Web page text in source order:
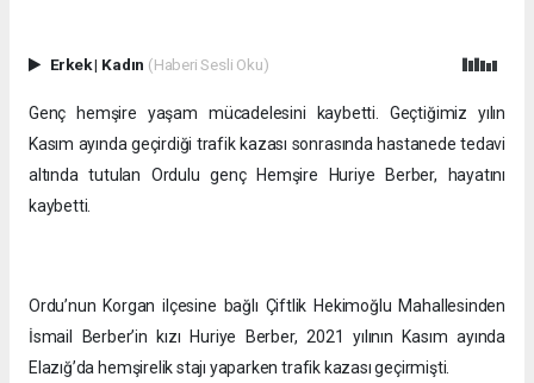
Erkek| Kadın (Haberi Sesli Oku)
Genç hemşire yaşam mücadelesini kaybetti. Geçtiğimiz yılın
Kasım ayında geçirdiği trafik kazası sonrasında hastanede tedavi
altında tutulan Ordulu genç Hemşire Huriye Berber, hayatını
kaybetti.
Ordu’nun Korgan ilçesine bağlı Çiftlik Hekimoğlu Mahallesinden
İsmail Berber’in kızı Huriye Berber, 2021 yılının Kasım ayında
Elazığ’da hemşirelik stajı yaparken trafik kazası geçirmişti.